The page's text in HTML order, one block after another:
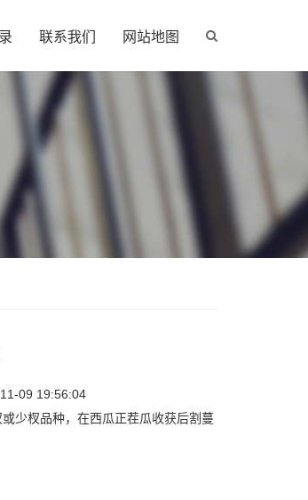
联系我们 网站地图
09 19:56:04
少杈品种，在西瓜正茬瓜收获后割蔓